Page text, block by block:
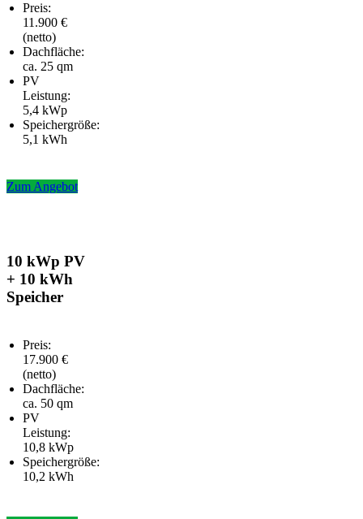
Preis:
11.900 €
(netto)
Dachfläche:
ca. 25 qm
PV
Leistung:
5,4 kWp
Speichergröße:
5,1 kWh
Zum Angebot
10 kWp PV
+ 10 kWh
Speicher
Preis:
17.900 €
(netto)
Dachfläche:
ca. 50 qm
PV
Leistung:
10,8 kWp
Speichergröße:
10,2 kWh